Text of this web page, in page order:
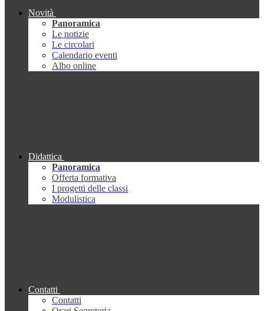
Novità
Panoramica
Le notizie
Le circolari
Calendario eventi
Albo online
Didattica
Panoramica
Offerta formativa
I progetti delle classi
Modulistica
Contatti
Contatti